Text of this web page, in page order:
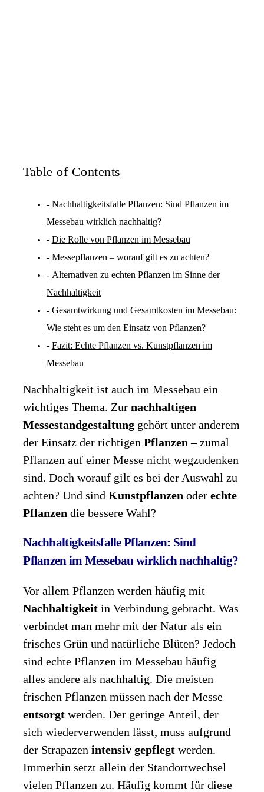
Table of Contents
Nachhaltigkeitsfalle Pflanzen: Sind Pflanzen im
Messebau wirklich nachhaltig?
Die Rolle von Pflanzen im Messebau
Messepflanzen – worauf gilt es zu achten?
Alternativen zu echten Pflanzen im Sinne der
Nachhaltigkeit
Gesamtwirkung und Gesamtkosten im Messebau:
Wie steht es um den Einsatz von Pflanzen?
Fazit: Echte Pflanzen vs. Kunstpflanzen im
Messebau
Nachhaltigkeit ist auch im Messebau ein
wichtiges Thema. Zurnachhaltigen
Messestandgestaltung gehört unter anderem
der Einsatz der richtigenPflanzen – zumal
Pflanzen auf einer Messe nicht wegzudenken
sind. Doch worauf gilt es bei der Auswahl zu
achten? Und sindKunstpflanzen oderechte
Pflanzen die bessere Wahl?
Nachhaltigkeitsfalle Pflanzen: Sind
Pflanzen im Messebau wirklich nachhaltig?
Vor allem Pflanzen werden häufig mit
Nachhaltigkeit in Verbindung gebracht. Was
verbindet man mehr mit der Natur als ein
frisches Grün und natürliche Blüten? Jedoch
sind echte Pflanzen im Messebau häufig
alles andere als nachhaltig. Die meisten
frischen Pflanzen müssen nach der Messe
entsorgt werden. Der geringe Anteil, der
sich wiederverwenden lässt, muss aufgrund
der Strapazenintensiv gepflegt werden.
Immerhin setzt allein der Standortwechsel
vielen Pflanzen zu. Häufig kommt für diese